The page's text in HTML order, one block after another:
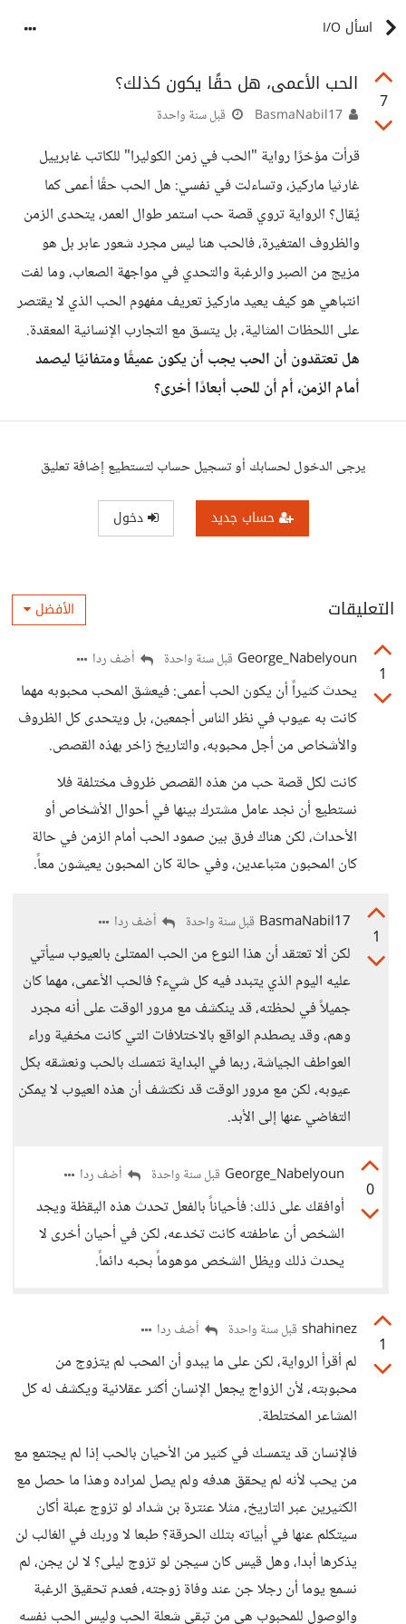
اسأل I/O
7
الحب الأعمى، هل حقًا يكون كذلك؟
قبل سنة واحدة
قرأت مؤخرًا رواية "الحب في زمن الكوليرا" للكاتب غابرييل
غارثيا ماركيز، وتساءلت في نفسي: هل الحب حقًا أعمى كما
يُقال؟ الرواية تروي قصة حب استمر طوال العمر، يتحدى الزمن
والظروف المتغيرة، فالحب هنا ليس مجرد شعور عابر بل هو
مزيج من الصبر والرغبة والتحدي في مواجهة الصعاب، وما لفت
انتباهي هو كيف يعيد ماركيز تعريف مفهوم الحب الذي لا يقتصر
على اللحظات المثالية، بل يتسق مع التجارب الإنسانية المعقدة.
هل تعتقدون أن الحب يجب أن يكون عميقًا ومتفانيًا ليصمد
أمام الزمن، أم أن للحب أبعادًا أخرى؟
يرجى الدخول لحسابك أو تسجيل حساب لتستطيع إضافة تعليق
حساب جديد دخول
التعليقات الأفضل
1
George_Nabelyoun قبل سنة واحدة أضف ردا
يحدث كثيراً أن يكون الحب أعمى: فيعشق المحب محبوبه مهما
كانت به عيوب في نظر الناس أجمعين، بل ويتحدى كل الظروف
والأشخاص من أجل محبوبه، والتاريخ زاخر بهذه القصص.
كانت لكل قصة حب من هذه القصص ظروف مختلفة فلا
نستطيع أن نجد عامل مشترك بينها في أحوال الأشخاص أو
الأحداث، لكن هناك فرق بين صمود الحب أمام الزمن في حالة
كان المحبون متباعدين، وفي حالة كان المحبون يعيشون معاً.
1
BasmaNabil17 قبل سنة واحدة أضف ردا
لكن ألا تعتقد أن هذا النوع من الحب الممتلئ بالعيوب سيأتي
عليه اليوم الذي يتبدد فيه كل شيء؟ فالحب الأعمى، مهما كان
جميلاً في لحظته، قد ينكشف مع مرور الوقت على أنه مجرد
وهم، وقد يصطدم الواقع بالاختلافات التي كانت مخفية وراء
العواطف الجياشة، ربما في البداية نتمسك بالحب ونعشقه بكل
عيوبه، لكن مع مرور الوقت قد نكتشف أن هذه العيوب لا يمكن
التغاضي عنها إلى الأبد.
0
George_Nabelyoun قبل سنة واحدة أضف ردا
أوافقك على ذلك: فأحياناً بالفعل تحدث هذه اليقظة ويجد
الشخص أن عاطفته كانت تخدعه، لكن في أحيان أخرى لا
يحدث ذلك ويظل الشخص موهوماً بحبه دائماً.
1
shahinez قبل سنة واحدة أضف ردا
لم أقرأ الرواية، لكن على ما يبدو أن المحب لم يتزوج من
محبوبته، لأن الزواج يجعل الإنسان أكثر عقلانية ويكشف له كل
المشاعر المختلطة.
فالإنسان قد يتمسك في كثير من الأحيان بالحب إذا لم يجتمع مع
من يحب لأنه لم يحقق هدفه ولم يصل لمراده وهذا ما حصل مع
الكثيرين عبر التاريخ، مثلا عنترة بن شداد لو تزوج عبلة أكان
سيتكلم عنها في أبياته بتلك الحرقة؟ طبعا لا وربك في الغالب لن
يذكرها أبدا، وهل قيس كان سيجن لو تزوج ليلى؟ لا لن يجن، لم
نسمع يوما أن رجلا جن عند وفاة زوجته، فعدم تحقيق الرغبة
والوصول للمحبوب هي من تبقى شعلة الحب وليس الحب نفسه